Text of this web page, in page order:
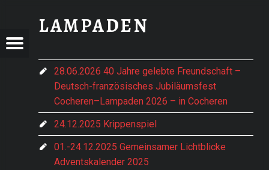
LAMPADEN
Menu
28.06.2026 40 Jahre gelebte Freundschaft –
Deutsch-französisches Jubiläumsfest
Cocheren–Lampaden 2026 – in Cocheren
24.12.2025 Krippenspiel
01.-24.12.2025 Gemeinsamer Lichtblicke
Adventskalender 2025